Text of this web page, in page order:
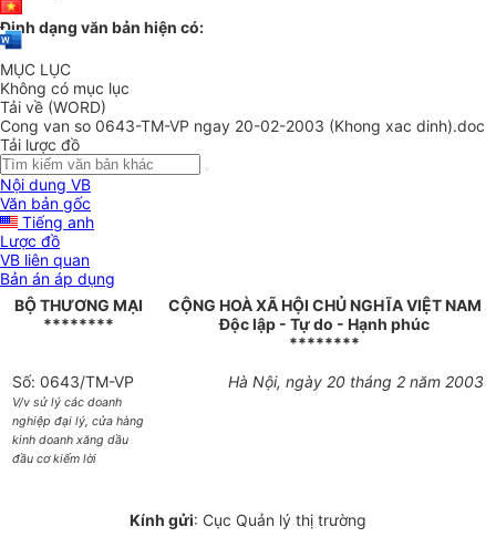
Định dạng văn bản hiện có:
MỤC LỤC
Không có mục lục
Tải về (WORD)
Cong van so 0643-TM-VP ngay 20-02-2003 (Khong xac dinh).doc
Tải lược đồ
Nội dung VB
Văn bản gốc
Tiếng anh
Lược đồ
VB liên quan
Bản án áp dụng
BỘ THƯƠNG MẠI
********
CỘNG HOÀ XÃ HỘI CHỦ NGHĨA VIỆT NAM
Độc lập - Tự do - Hạnh phúc
********
Số: 0643/TM-VP
V/v sử lý các doanh
nghiệp đại lý, cửa hàng
kinh doanh xăng dầu
đầu cơ kiếm lời
Hà Nội, ngày 20 tháng 2 năm 2003
Kính gửi: Cục Quản lý thị trường